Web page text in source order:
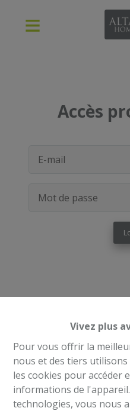
Vivez plus
Pour vous offrir la
nous et des tiers
les cookies pour accéder
informations de
technologies, vous nous
Accès
Mentions légales